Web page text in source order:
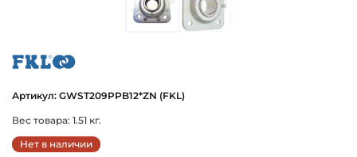
Артикул: GWST209PPB12*ZN (FKL)
Вес товара: 1.51 кг.
Нет в наличии